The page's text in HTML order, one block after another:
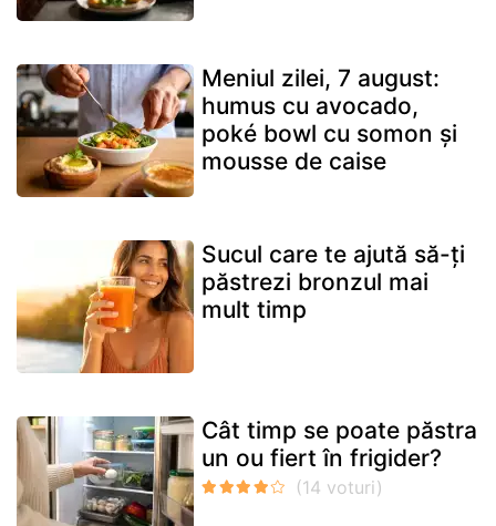
Meniul zilei, 7 august:
humus cu avocado,
poké bowl cu somon și
mousse de caise
Sucul care te ajută să-ți
păstrezi bronzul mai
mult timp
Cât timp se poate păstra
un ou fiert în frigider?